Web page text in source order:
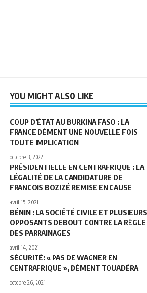
YOU MIGHT ALSO LIKE
COUP D’ÉTAT AU BURKINA FASO : LA
FRANCE DÉMENT UNE NOUVELLE FOIS
TOUTE IMPLICATION
octobre 3, 2022
PRÉSIDENTIELLE EN CENTRAFRIQUE : LA
LÉGALITÉ DE LA CANDIDATURE DE
FRANCOIS BOZIZÉ REMISE EN CAUSE
avril 15, 2021
BÉNIN : LA SOCIÉTÉ CIVILE ET PLUSIEURS
OPPOSANTS DEBOUT CONTRE LA RÈGLE
DES PARRAINAGES
avril 14, 2021
SÉCURITÉ: « PAS DE WAGNER EN
CENTRAFRIQUE », DÉMENT TOUADÉRA
octobre 26, 2021